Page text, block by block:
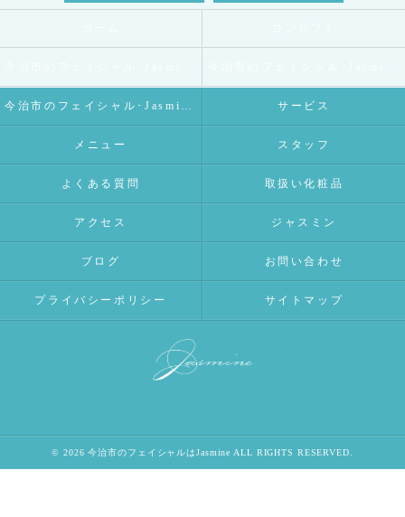
今治市のフェイシャル･Jasmineのお客様の声 サービス
メニュー スタッフ
よくある質問 取扱い化粧品
アクセス ジャスミン
ブログ お問い合わせ
プライバシーポリシー サイトマップ
© 2026 今治市のフェイシャルはJasmine ALL RIGHTS RESERVED.